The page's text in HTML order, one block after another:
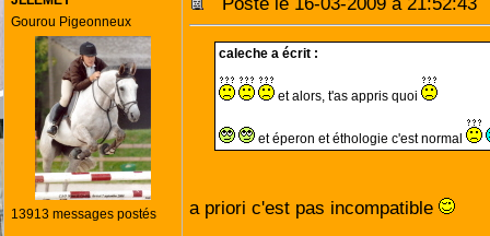
Gourou Pigeonneux
13913 messages postés
caleche a écrit :
et alors, t'as appris quoi
et éperon et éthologie c'est normal
a priori c'est pas incompatible